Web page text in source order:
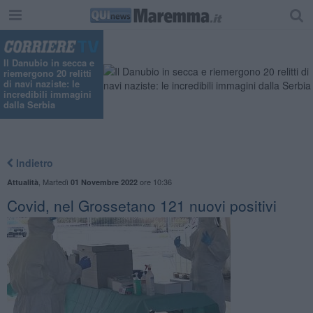
Il Danubio in secca e
riemergono 20 relitti
di navi naziste: le
incredibili immagini
dalla Serbia
Indietro
Attualità Martedì 01 Novembre 2022ore 10:36
Covid, nel Grossetano 121 nuovi positivi